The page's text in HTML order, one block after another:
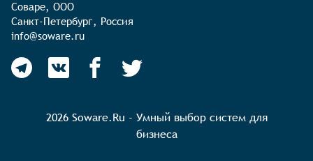
Соваре, ООО
Санкт-Петербург, Россия
info@soware.ru
2026 Soware.Ru - Умный выбор систем для
бизнеса